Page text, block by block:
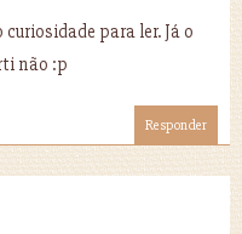
para ler. Já o
não :p
Responder